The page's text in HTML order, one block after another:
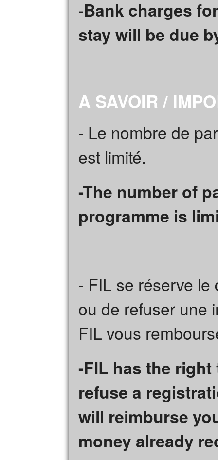
-Bank charges
stay will be due
A SAVOIR /
- Le nombre de
est limité.
-The number of
programme is
- FIL se réserve le
ou de refuser une
FIL vous
-FIL has the
refuse a
will reimburse
money already